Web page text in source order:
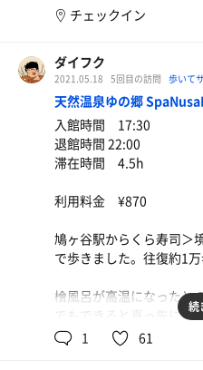
チェックイン
ダイフク
2021.05.18 5回目の訪問 歩いて
天然温泉ゆの郷
入館時間 17:30
退館時間 22:00
滞在時間 4.5h
利用料金 ¥870
鳩ヶ谷駅からくら寿司＞
で歩きました。往復約1万
檜風呂が高温になったと
でもできると真っ先に行
40℃前後でした・・・熱
続
1 61